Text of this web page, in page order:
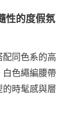
性的度假氛
同色系的高
色繩編腰帶
時髦感與層